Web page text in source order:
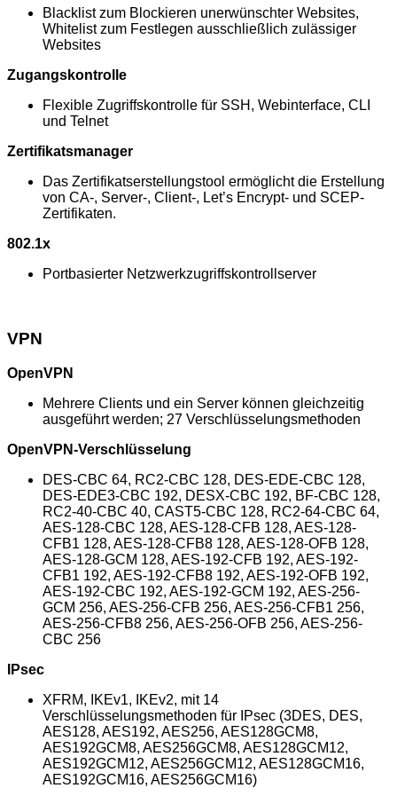
Blacklist zum Blockieren unerwünschter Websites,
Whitelist zum Festlegen ausschließlich zulässiger
Websites
Zugangskontrolle
Flexible Zugriffskontrolle für SSH, Webinterface, CLI
und Telnet
Zertifikatsmanager
Das Zertifikatserstellungstool ermöglicht die Erstellung
von CA-, Server-, Client-, Let’s Encrypt- und SCEP-
Zertifikaten.
802.1x
Portbasierter Netzwerkzugriffskontrollserver
VPN
OpenVPN
Mehrere Clients und ein Server können gleichzeitig
ausgeführt werden; 27 Verschlüsselungsmethoden
OpenVPN-Verschlüsselung
DES-CBC 64, RC2-CBC 128, DES-EDE-CBC 128,
DES-EDE3-CBC 192, DESX-CBC 192, BF-CBC 128,
RC2-40-CBC 40, CAST5-CBC 128, RC2-64-CBC 64,
AES-128-CBC 128, AES-128-CFB 128, AES-128-
CFB1 128, AES-128-CFB8 128, AES-128-OFB 128,
AES-128-GCM 128, AES-192-CFB 192, AES-192-
CFB1 192, AES-192-CFB8 192, AES-192-OFB 192,
AES-192-CBC 192, AES-192-GCM 192, AES-256-
GCM 256, AES-256-CFB 256, AES-256-CFB1 256,
AES-256-CFB8 256, AES-256-OFB 256, AES-256-
CBC 256
IPsec
XFRM, IKEv1, IKEv2, mit 14
Verschlüsselungsmethoden für IPsec (3DES, DES,
AES128, AES192, AES256, AES128GCM8,
AES192GCM8, AES256GCM8, AES128GCM12,
AES192GCM12, AES256GCM12, AES128GCM16,
AES192GCM16, AES256GCM16)